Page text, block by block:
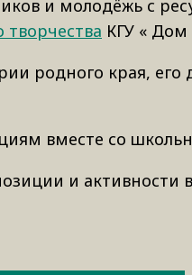
и молодёжь с
творчества КГУ «
родного края,
вместе со
и активности